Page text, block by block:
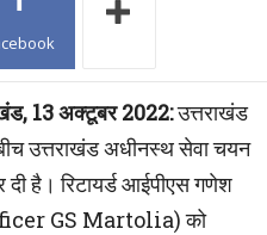
13 अक्टूबर 2022:उत्तराखंड
उत्तराखंड अधीनस्थ सेवा चयन
है। रिटायर्ड आईपीएस गणेश
GS Martolia) को